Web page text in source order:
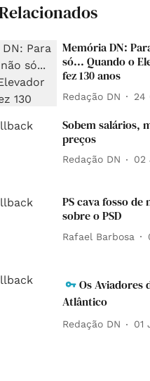
Memória DN:
só... Quando o
fez 130 anos
Redação DN 24
Sobem salários,
preços
Redação DN 02
PS cava fosso de
sobre o PSD
Rafael Barbosa
Os Aviadores
Atlântico
Redação DN 01